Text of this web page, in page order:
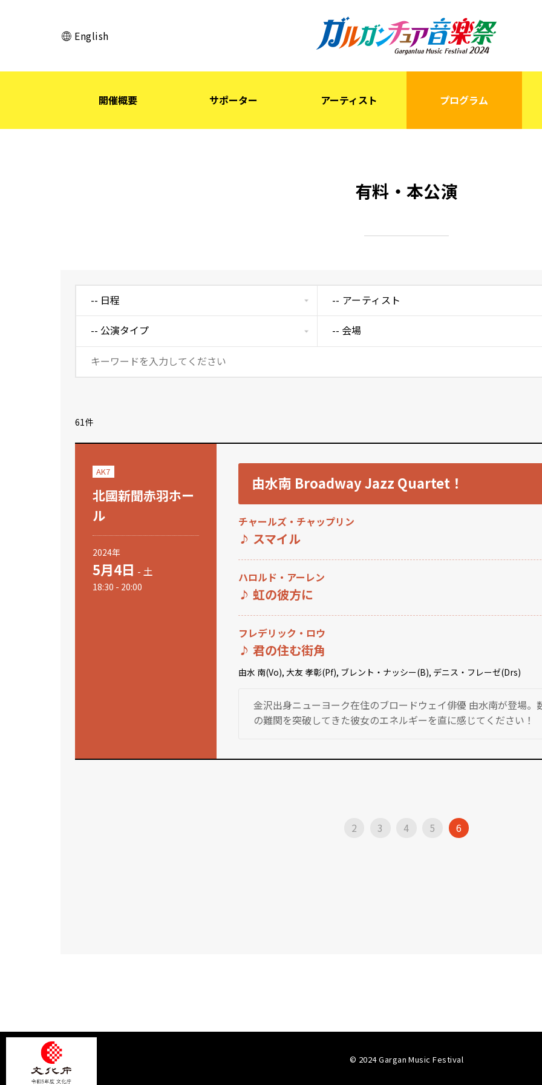
English
開催概要 サポーター アーティスト プログラム
有料・本公演
-- アーティスト
61件
AK7
北國新聞赤羽ホー
ル
2024年
5月4日 - 土
18:30 - 20:00
由水南 Broadway Jazz Quartet！
チャールズ・チャップリン
スマイル
ハロルド・アーレン
虹の彼方に
フレデリック・ロウ
君の住む街角
由水 南(Vo), 大友 孝彰(Pf), ブレント・ナッシー(B), デニス・フレーゼ(Drs)
金沢出身ニューヨーク在住のブロードウェイ俳優 由水南が登場。
の難関を突破してきた彼女のエネルギーを直に感じてください！
2 3 4 5 6
© 2024 Gargan Music Festival